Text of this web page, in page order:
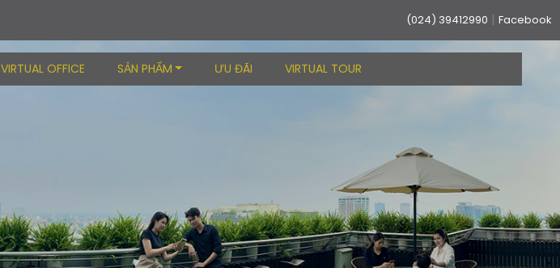
(024) 39412990 | Facebook
VIRTUAL OFFICE SẢN PHẨM ƯU ĐÃI VIRTUAL TOUR